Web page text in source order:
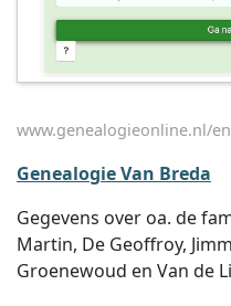
www.genealogieonline.nl/
Genealogie Van Breda
Gegevens over oa. de
Martin, De Geoffroy,
Groenewoud en Van de